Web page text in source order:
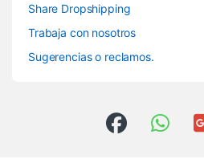
Share Dropshipping
Trabaja con nosotros
Sugerencias o reclamos.